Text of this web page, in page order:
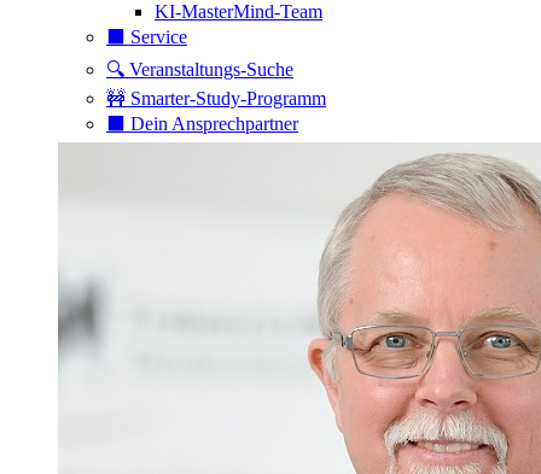
KI-MasterMind-Team
⬛️ Service
🔍 Veranstaltungs-Suche
🚧 Smarter-Study-Programm
⬛️ Dein Ansprechpartner